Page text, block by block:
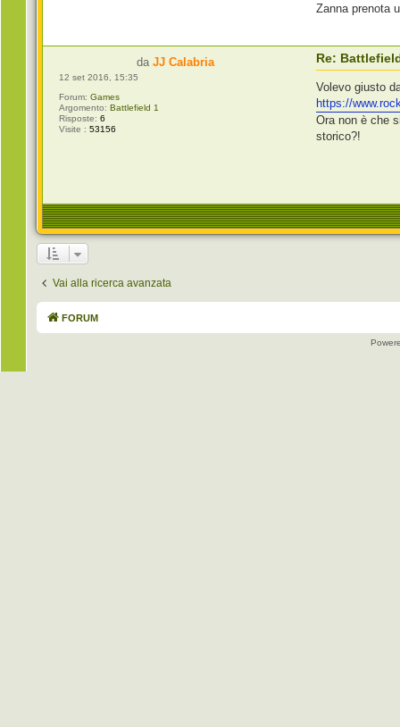
Zanna prenota
daJJ Calabria
12 set 2016, 15:35
Forum: Games
Argomento: Battlefield 1
Risposte: 6
Visite : 53156
Re:
Volevo giusto
https://
Ora non è che
storico?!
Vai alla ricerca avanzata
FORUM